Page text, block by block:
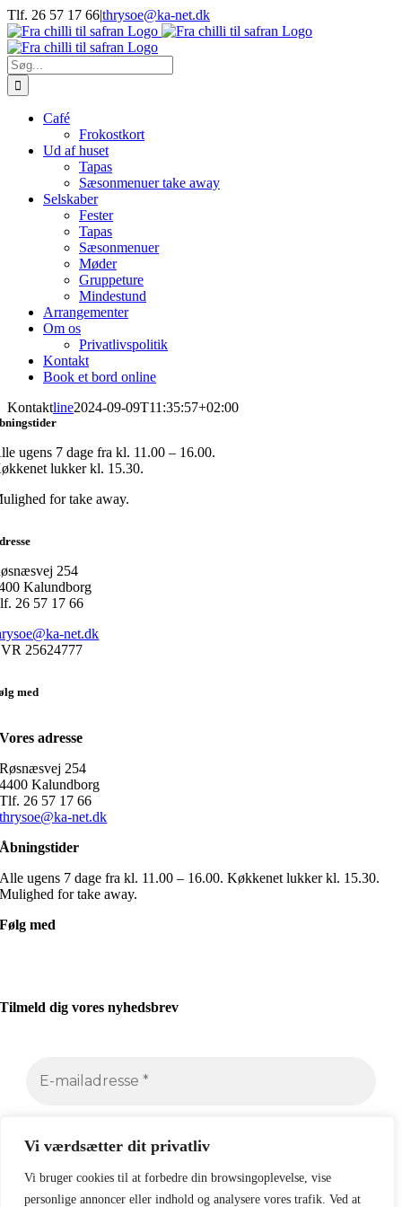
Vi værdsætter dit privatliv
Vi bruger cookies til at forbedre din browsingoplevelse, vise
personlige annoncer eller indhold og analysere vores trafik. Ved at
Skip
to
content
Tlf. 26 57 17 66|thrysoe@ka-net.dk
Facebook
Instagram
Søg
efter:
Café
Frokostkort
Ud af huset
Tapas
Sæsonmenuer take away
Selskaber
Fester
Tapas
Sæsonmenuer
Møder
Gruppeture
Mindestund
Arrangementer
Om os
Privatlivspolitik
Kontakt
Book et bord online
Kontaktline2024-09-09T11:35:57+02:00
ugens 7 dage fra kl. 11.00 – 16.00.
lukker kl. 15.30.
for take away.
254
Kalundborg
26 57 17 66
net.dk
25624777
med
Vores adresse
Røsnæsvej 254
4400 Kalundborg
Tlf. 26 57 17 66
thrysoe@ka-net.dk
Åbningstider
Alle ugens 7 dage fra kl. 11.00 – 16.00. Køkkenet lukker kl. 15.30.
Mulighed for take away.
Følg med
Tilmeld dig vores nyhedsbrev